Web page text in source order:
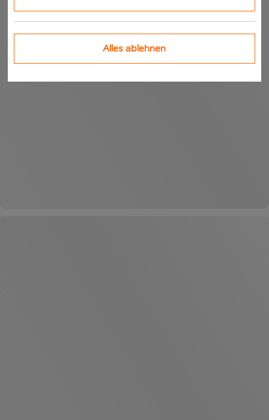
Alles ablehnen